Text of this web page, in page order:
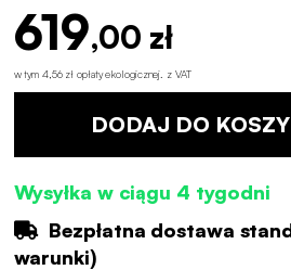
619,00 zł
w tym 4,56 zł opłaty ekologicznej z VAT
DODAJ DO
Wysyłka w ciągu 4 tygodni
Bezpłatna dostawa
warunki)